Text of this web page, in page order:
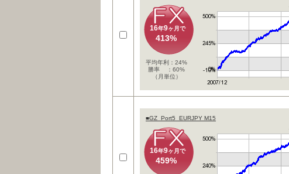
16年9ヶ月で
413%
平均年利：24%
勝率 ：60%
（月単位）
■GZ_Port5_EURJPY M15
16年9ヶ月で
459%